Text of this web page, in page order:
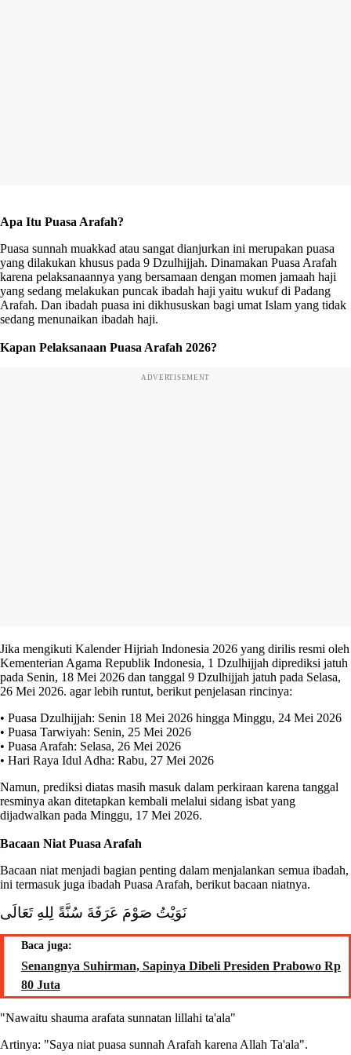
Apa Itu Puasa Arafah?
Puasa sunnah muakkad atau sangat dianjurkan ini merupakan puasa
yang dilakukan khusus pada 9 Dzulhijjah. Dinamakan Puasa Arafah
karena pelaksanaannya yang bersamaan dengan momen jamaah haji
yang sedang melakukan puncak ibadah haji yaitu wukuf di Padang
Arafah. Dan ibadah puasa ini dikhususkan bagi umat Islam yang tidak
sedang menunaikan ibadah haji.
Kapan Pelaksanaan Puasa Arafah 2026?
ADVERTISEMENT
Jika mengikuti Kalender Hijriah Indonesia 2026 yang dirilis resmi oleh
Kementerian Agama Republik Indonesia, 1 Dzulhijjah diprediksi jatuh
pada Senin, 18 Mei 2026 dan tanggal 9 Dzulhijjah jatuh pada Selasa,
26 Mei 2026. agar lebih runtut, berikut penjelasan rincinya:
• Puasa Dzulhijjah: Senin 18 Mei 2026 hingga Minggu, 24 Mei 2026
• Puasa Tarwiyah: Senin, 25 Mei 2026
• Puasa Arafah: Selasa, 26 Mei 2026
• Hari Raya Idul Adha: Rabu, 27 Mei 2026
Namun, prediksi diatas masih masuk dalam perkiraan karena tanggal
resminya akan ditetapkan kembali melalui sidang isbat yang
dijadwalkan pada Minggu, 17 Mei 2026.
Bacaan Niat Puasa Arafah
Bacaan niat menjadi bagian penting dalam menjalankan semua ibadah,
ini termasuk juga ibadah Puasa Arafah, berikut bacaan niatnya.
نَوَيْتُ صَوْمَ عَرَفَةَ سُنَّةً لِلهِ تَعَالَى
Baca juga:
Senangnya Suhirman, Sapinya Dibeli Presiden Prabowo Rp
80 Juta
"Nawaitu shauma arafata sunnatan lillahi ta'ala"
Artinya: "Saya niat puasa sunnah Arafah karena Allah Ta'ala".